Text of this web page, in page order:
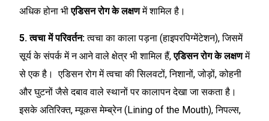
अधिक होना भीएडिसन रोग के लक्षणमें शामिल है।
5. त्वचा में परिवर्तन:त्वचा का काला पड़ना (हाइपरपिग्मेंटेशन), जिसमें
सूर्य के संपर्क में न आने वाले क्षेत्र भी शामिल हैं,एडिसन रोग के लक्षणमें
से एक है। एडिसन रोग में त्वचा की सिलवटों, निशानों, जोड़ों, कोहनी
और घुटनों जैसे दबाव वाले स्थानों पर कालापन देखा जा सकता है।
इसके अतिरिक्त, म्यूकस मेम्ब्रेन (Lining of the Mouth), निपल्स,